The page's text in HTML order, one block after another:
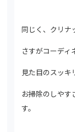
同じく、クリナ
さすがコーディ
見た目のスッキ
お掃除のしやす
す。